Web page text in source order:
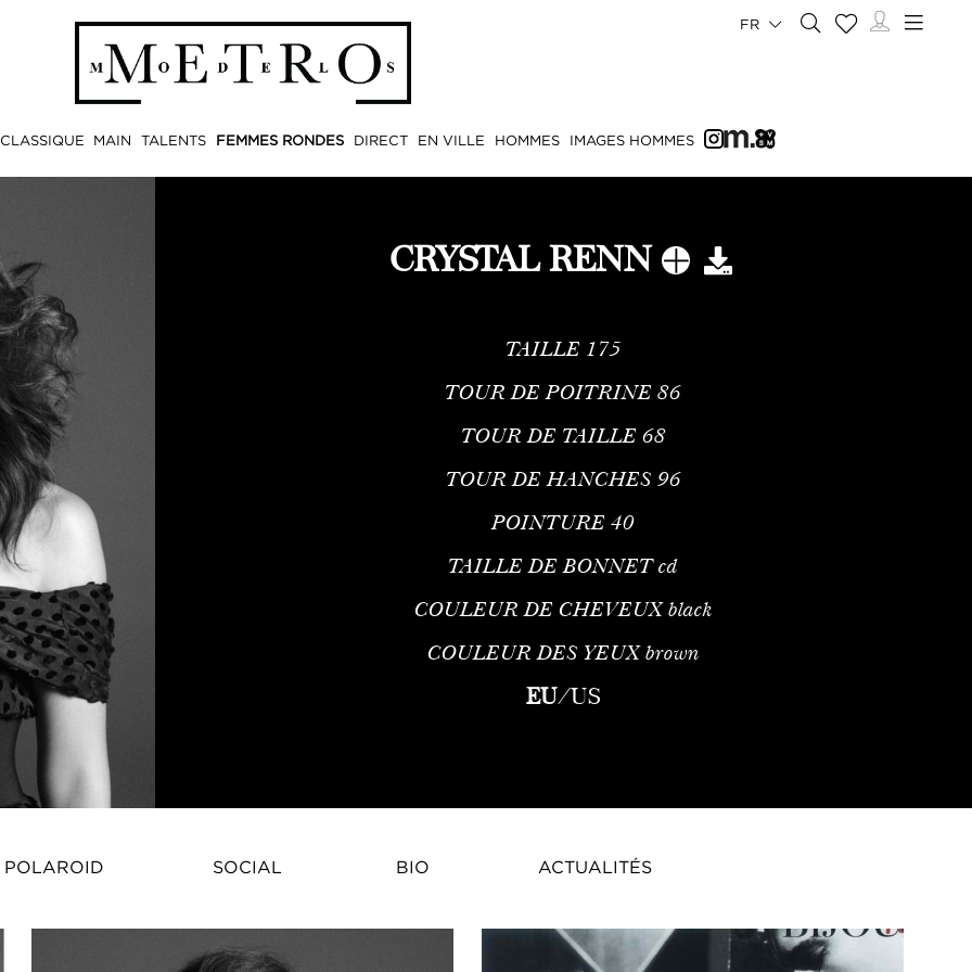
CLASSIQUE MAIN TALENTS FEMMES RONDES DIRECT EN VILLE HOMMES IMAGES HOMMES
FR
CRYSTAL RENN
TAILLE 175
TOUR DE POITRINE 86
TOUR DE TAILLE 68
TOUR DE HANCHES 96
POINTURE 40
TAILLE DE BONNET cd
COULEUR DE CHEVEUXblack
COULEUR DES YEUXbrown
EU/US
Crystal Renn – Mannequin de Mode Américaine et AutriceJeunesse et Débuts dans le
POLAROID SOCIAL BIO ACTUALITÉS